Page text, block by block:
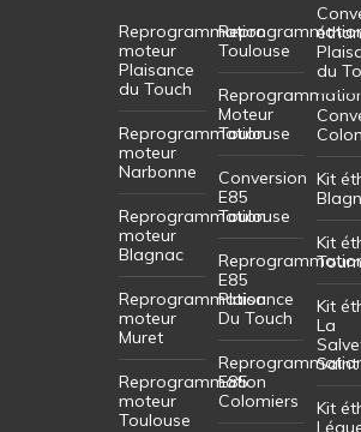
Reprogrammation
moteur
Plaisance
du Touch
Reprogrammation
moteur
Narbonne
Reprogrammation
moteur
Blagnac
Reprogrammation
moteur
Muret
Reprogrammation
moteur
Toulouse
Toulouse
Moteur
Toulouse
Conversion
E85
Toulouse
E85
Plaisance
Du Touch
E85
Colomiers
du
Kit
Kit
Kit
La
Saint
Kit